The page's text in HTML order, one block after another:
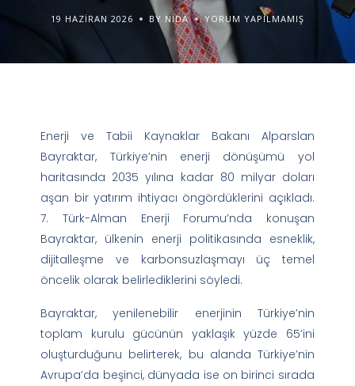
19 HAZIRAN 2026 BY NIDA YORUM YAPILMAMIŞ
Enerji ve Tabii Kaynaklar Bakanı Alparslan
Bayraktar, Türkiye’nin enerji dönüşümü yol
haritasında 2035 yılına kadar 80 milyar doları
aşan bir yatırım ihtiyacı öngördüklerini açıkladı.
7. Türk-Alman Enerji Forumu’nda konuşan
Bayraktar, ülkenin enerji politikasında esneklik,
dijitalleşme ve karbonsuzlaşmayı üç temel
öncelik olarak belirlediklerini söyledi.
Bayraktar, yenilenebilir enerjinin Türkiye’nin
toplam kurulu gücünün yaklaşık yüzde 65’ini
oluşturduğunu belirterek, bu alanda Türkiye’nin
Avrupa’da beşinci, dünyada ise on birinci sırada